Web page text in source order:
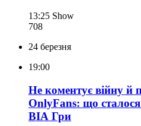
13:25 Show
708
24 березня
19:00
Не коментує війну й
OnlyFans: що
ВІА Гри